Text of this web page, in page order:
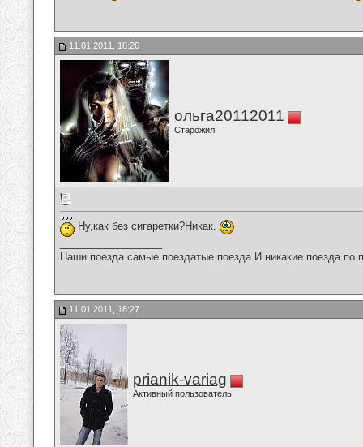
11.01.2011, 18:26
ольга20112011
Старожил
Ну,как без сигаретки?Никак.
Наши поезда самые поездатые поезда.И никакие поезда по
11.01.2011, 18:27
prianik-variag
Активный пользователь